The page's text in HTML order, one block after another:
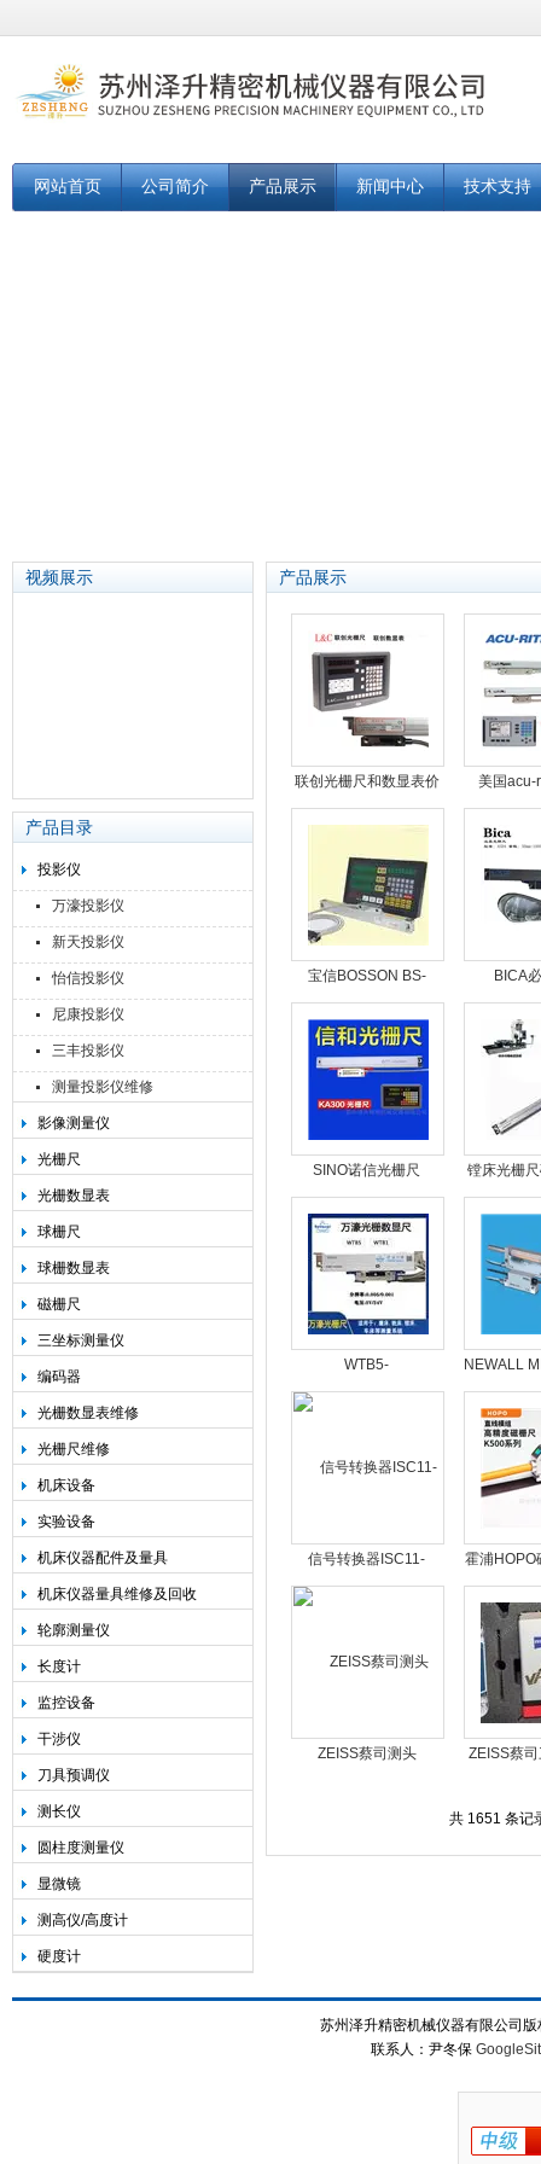
网站首页 公司简介 产品展示 新闻中心 技术支持
视频展示
产品目录
投影仪
万濠投影仪
新天投影仪
怡信投影仪
尼康投影仪
三丰投影仪
测量投影仪维修
影像测量仪
光栅尺
光栅数显表
球栅尺
球栅数显表
磁栅尺
三坐标测量仪
编码器
光栅数显表维修
光栅尺维修
机床设备
实验设备
机床仪器配件及量具
机床仪器量具维修及回收
轮廓测量仪
长度计
监控设备
干涉仪
刀具预调仪
测长仪
圆柱度测量仪
显微镜
测高仪/高度计
硬度计
产品展示
联创光栅尺和数显表价
格及维修
美国acu-
50/
宝信BOSSON BS-
2V/3V数显表BSN
S1/S5光栅尺
BICA
尺|ASD2/
SINO诺信光栅尺
镗床光栅
尺
WTB5-
50mm/100mm/150mm/200mm/
NEWALL
尺MHG-
信号转换器ISC11-
4SCR弦波细分器1VPP
霍浦HOPO
读数头
ZEISS蔡司测头
ZEISS蔡
共 1651 条
苏州泽升精密机械仪器有限公司
联系人：尹冬保